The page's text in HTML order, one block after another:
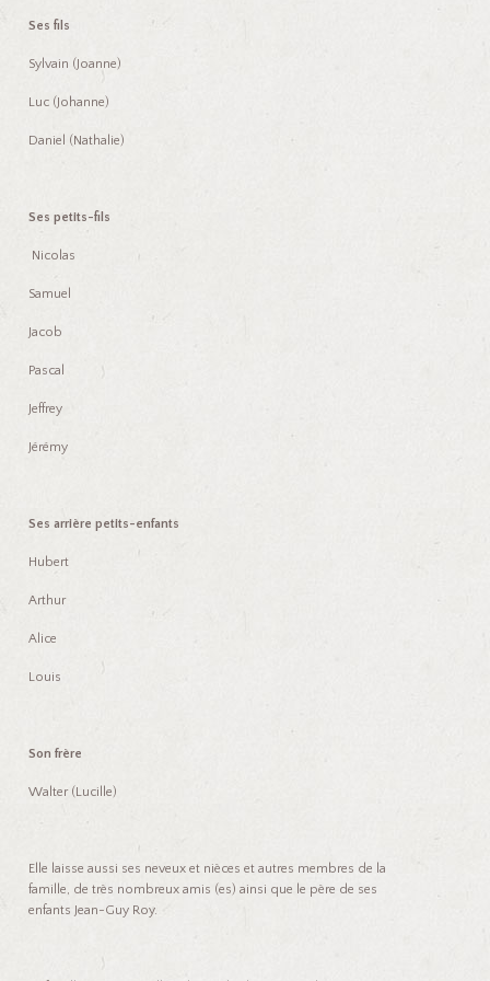
Ses fils
Sylvain (Joanne)
Luc (Johanne)
Daniel (Nathalie)
Ses petits-fils
Nicolas
Samuel
Jacob
Pascal
Jeffrey
Jérémy
Ses arrière petits-enfants
Hubert
Arthur
Alice
Louis
Son frère
Walter (Lucille)
Elle laisse aussi ses neveux et nièces et autres membres de la
famille, de très nombreux amis (es) ainsi que le père de ses
enfants Jean-Guy Roy.